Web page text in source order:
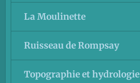
La Moulinette
Ruisseau de Rompsay
Topographie et hydrologie